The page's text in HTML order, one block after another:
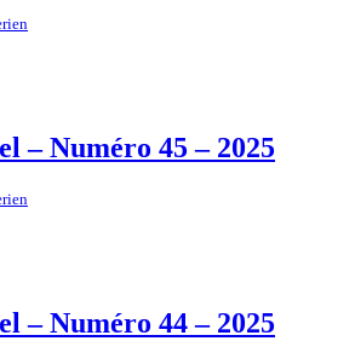
– Numéro 45 – 2025
– Numéro 44 – 2025